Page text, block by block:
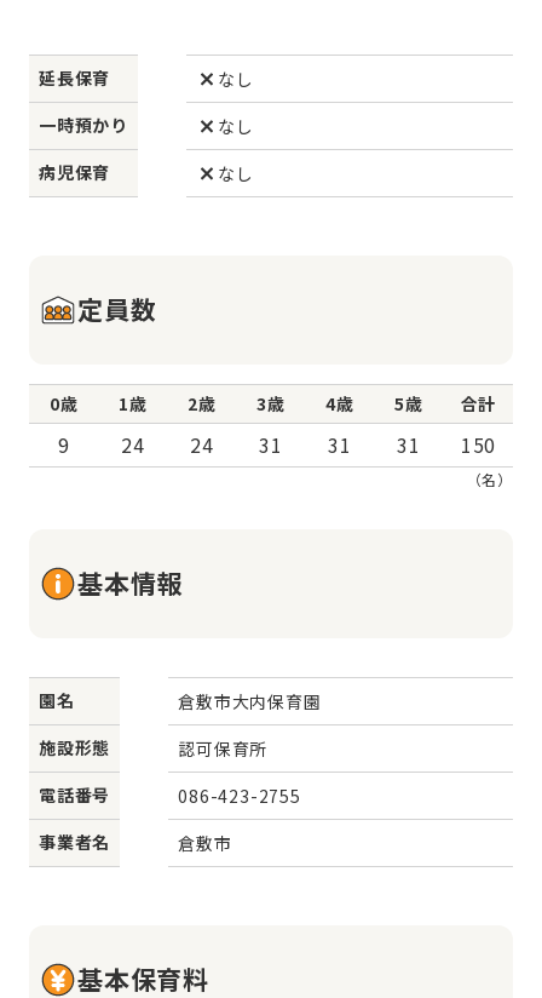
延長保育
なし
一時預かり
なし
病児保育
なし
定員数
0歳 1歳 2歳 3歳 4歳 5歳 合計
9 24 24 31 31 31 150
（名）
基本情報
園名
倉敷市大内保育園
施設形態
認可保育所
電話番号
086-423-2755
事業者名
倉敷市
基本保育料